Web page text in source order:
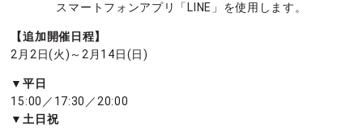
スマートフォンアプリ「LINE」を使用します。
【追加開催日程】
2月2日(火)～2月14日(日)
▼平日
15:00／17:30／20:00
▼土日祝